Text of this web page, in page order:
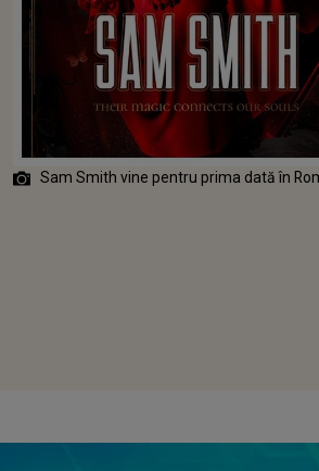
Sam Smith vine pentru prima dată în